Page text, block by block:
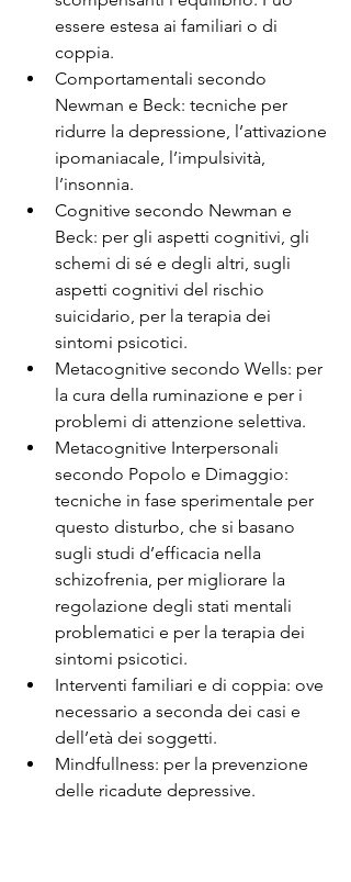
essere estesa ai familiari o di
coppia.
Comportamentali secondo
Newman e Beck: tecniche per
ridurre la depressione, l’attivazione
ipomaniacale, l’impulsività,
l’insonnia.
Cognitive secondo Newman e
Beck: per gli aspetti cognitivi, gli
schemi di sé e degli altri, sugli
aspetti cognitivi del rischio
suicidario, per la terapia dei
sintomi psicotici.
Metacognitive secondo Wells: per
la cura della ruminazione e per i
problemi di attenzione selettiva.
Metacognitive Interpersonali
secondo Popolo e Dimaggio:
tecniche in fase sperimentale per
questo disturbo, che si basano
sugli studi d’efficacia nella
schizofrenia, per migliorare la
regolazione degli stati mentali
problematici e per la terapia dei
sintomi psicotici.
Interventi familiari e di coppia: ove
necessario a seconda dei casi e
dell’età dei soggetti.
Mindfullness: per la prevenzione
delle ricadute depressive.